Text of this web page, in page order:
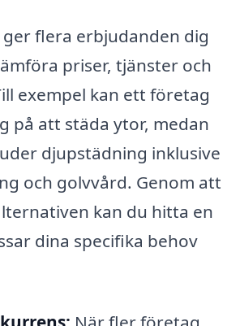
flera erbjudanden dig
priser, tjänster och
exempel kan ett företag
på att städa ytor, medan
djupstädning inklusive
och golvvård. Genom att
kan du hitta en
dina specifika behov